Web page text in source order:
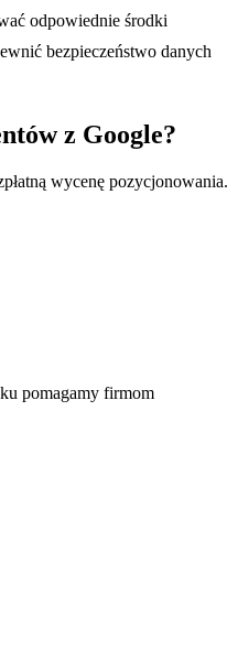
odpowiednie środki
bezpieczeństwo danych
z Google?
wycenę pozycjonowania.
pomagamy firmom